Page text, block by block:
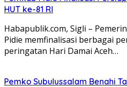
HUT ke-81 RI
Habapublik.com, Sigli –
Pidie memfinalisasi berbagai
peringatan Hari Damai Aceh…
Pemko Subulussalam Benahi